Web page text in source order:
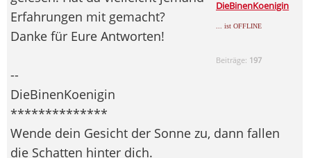
DieBinenKoenigin
... ist OFFLINE
Beiträge: 197
Erfahrungen mit gemacht?
Danke für Eure Antworten!
--
DieBinenKoenigin
**************
Wende dein Gesicht der Sonne zu, dann fallen
die Schatten hinter dich.